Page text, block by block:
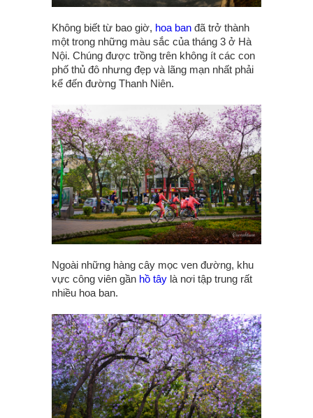
Không biết từ bao giờ, hoa ban đã trở thành
một trong những màu sắc của tháng 3 ở Hà
Nội. Chúng được trồng trên không ít các con
phố thủ đô nhưng đẹp và lãng mạn nhất phải
kể đến đường Thanh Niên.
Ngoài những hàng cây mọc ven đường, khu
vực công viên gần hồ tây là nơi tập trung rất
nhiều hoa ban.